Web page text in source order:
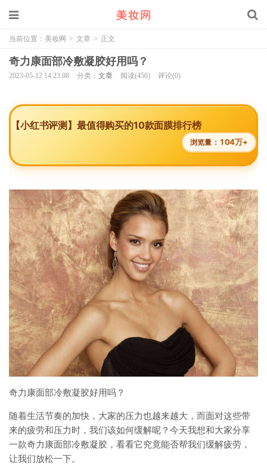
当前位置： 美妆网 > 文章 > 正文
奇力康面部冷敷凝胶好用吗？
2023-05-12 14:23:08 分类： 文章 阅读(456) 评论(0)
【小红书评测】最值得购买的10款面膜排行榜
浏览量： 104万+
奇力康面部冷敷凝胶好用吗？
随着生活节奏的加快，大家的压力也越来越大，而面对这些带
来的疲劳和压力时，我们该如何缓解呢？今天我想和大家分享
一款奇力康面部冷敷凝胶，看看它究竟能否帮我们缓解疲劳，
让我们放松一下。